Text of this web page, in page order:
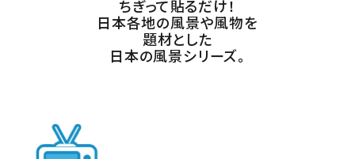
ちぎって貼るだけ！
日本各地の風景や風物を
題材とした
日本の風景シリーズ。